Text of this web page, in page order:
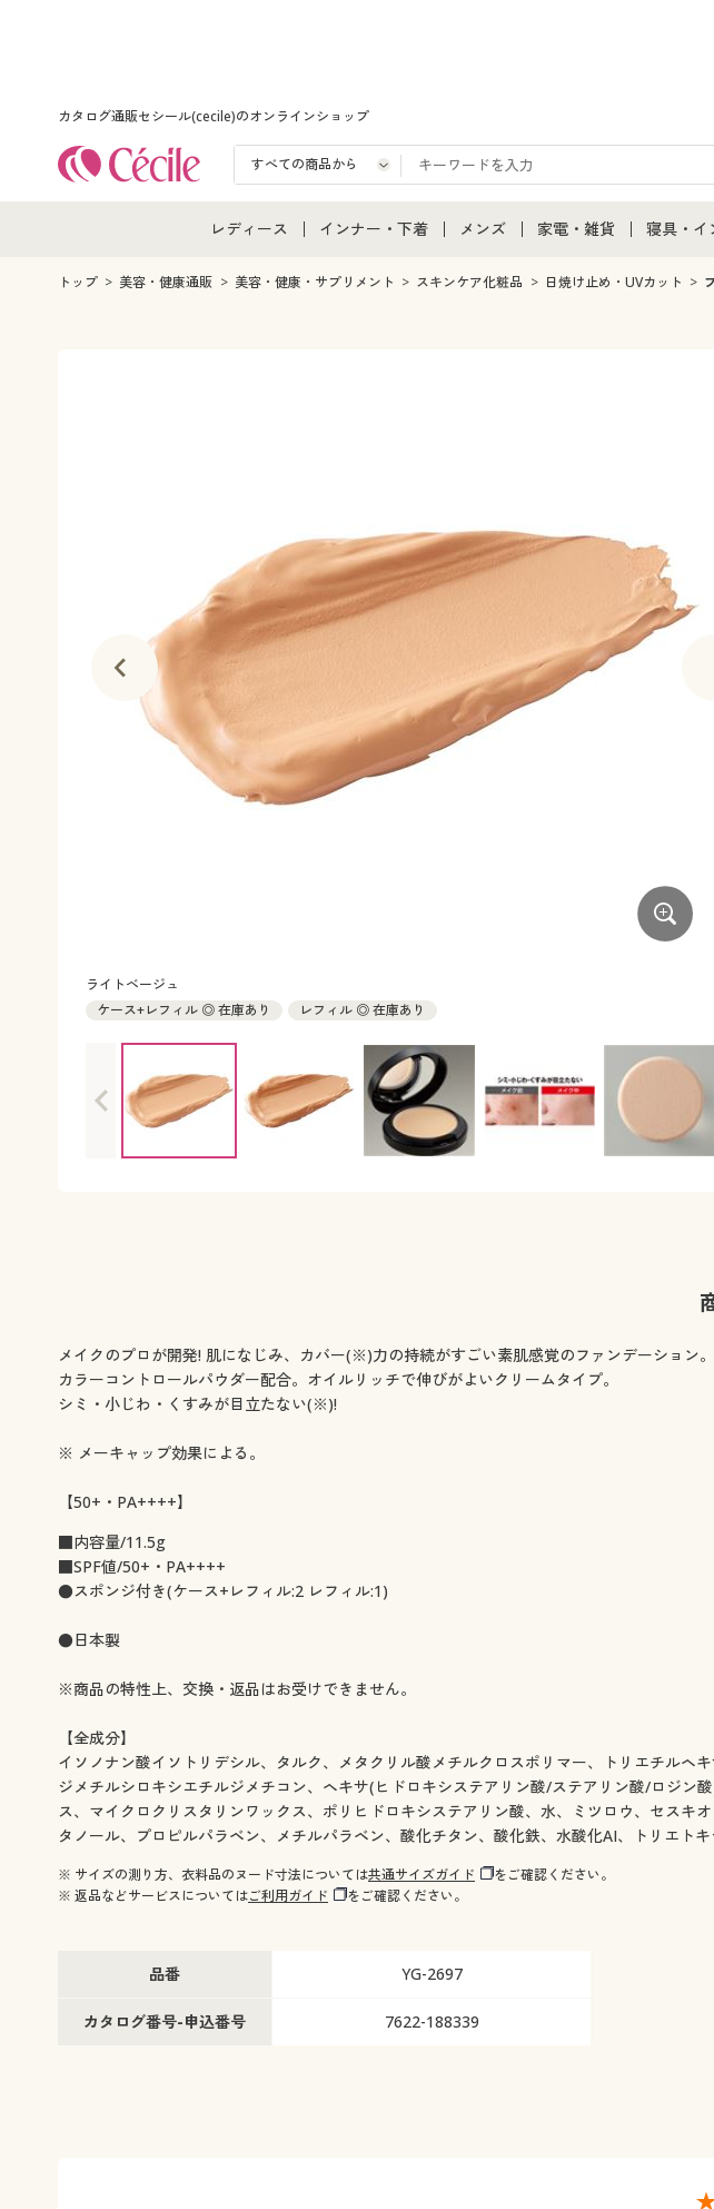
カタログ通販セシール(cecile)のオンラインショップ
レディース
レディース通販すべて
インナー・下着
インナー・下着通販すべて
メンズ
メンズ通販すべて
家電・雑貨
家電・雑貨すべて
寝具・イ
寝具・イ
カーテ
トップ 美容・健康通販 美容・健康・サプリメント スキンケア化粧品 日焼け止め・UVカット
ライトベージュ
ケース+レフィル ◎ 在庫あり
レフィル ◎ 在庫あり
メイクのプロが開発! 肌になじみ、カバー(※)力の持続がすごい素肌感覚のファンデーション。
カラーコントロールパウダー配合。オイルリッチで伸びがよいクリームタイプ。
シミ・小じわ・くすみが目立たない(※)!
※ メーキャップ効果による。
【50+・PA++++】
■内容量/11.5g
■SPF値/50+・PA++++
●スポンジ付き(ケース+レフィル:2 レフィル:1)
●日本製
※商品の特性上、交換・返品はお受けできません。
【全成分】
イソノナン酸イソトリデシル、タルク、メタクリル酸メチルクロスポリマー、トリエチルヘ
ジメチルシロキシエチルジメチコン、ヘキサ(ヒドロキシステアリン酸/ステアリン酸/ロジ
ス、マイクロクリスタリンワックス、ポリヒドロキシステアリン酸、水、ミツロウ、セス
タノール、プロピルパラベン、メチルパラベン、酸化チタン、酸化鉄、水酸化AI、トリエト
※ サイズの測り方、衣料品のヌード寸法については共通サイズガイド
をご確認ください。
※ 返品などサービスについてはご利用ガイド をご確認ください。
品番 YG-2697
カタログ番号-申込番号 7622-188339